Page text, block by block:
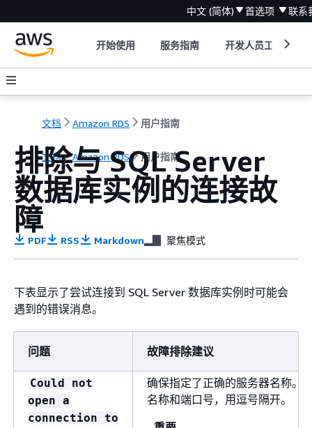
中文 (简体) 首选项 联系
开始使用 服务指南 开发人员工具
文档 Amazon RDS 用户指南
文档 Amazon RDS 用户指南
排除与 SQL Server
数据库实例的连接故
障
PDF RSS Markdown 聚焦模式
下表显示了尝试连接到 SQL Server 数据库实例时可能会
遇到的错误消息。
问题 故障排除建议
Could not
open a
connection to
确保指定了正确的服务器名称。
名称和端口号，用逗号隔开。